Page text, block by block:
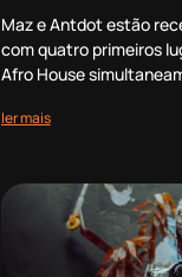
Maz e Antdot estão
com quatro primeiros
Afro House
ler mais